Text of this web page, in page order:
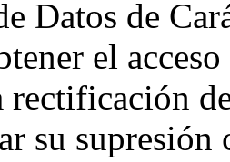
Datos de
el
su